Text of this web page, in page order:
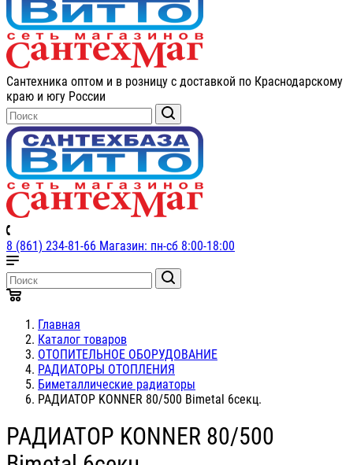
Сантехника оптом и в розницу с доставкой по Краснодарскому
краю и югу России
8 (861) 234-81-66 Магазин: пн-сб 8:00-18:00
Главная
Каталог товаров
ОТОПИТЕЛЬНОЕ ОБОРУДОВАНИЕ
РАДИАТОРЫ ОТОПЛЕНИЯ
Биметаллические радиаторы
РАДИАТОР KONNER 80/500 Bimetal 6секц.
РАДИАТОР KONNER 80/500